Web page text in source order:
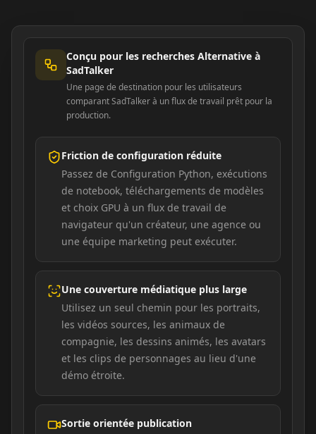
Conçu pour les recherches Alternative à
SadTalker
Une page de destination pour les utilisateurs
comparant SadTalker à un flux de travail prêt pour la
production.
Friction de configuration réduite
Passez de Configuration Python, exécutions
de notebook, téléchargements de modèles
et choix GPU à un flux de travail de
navigateur qu'un créateur, une agence ou
une équipe marketing peut exécuter.
Une couverture médiatique plus large
Utilisez un seul chemin pour les portraits,
les vidéos sources, les animaux de
compagnie, les dessins animés, les avatars
et les clips de personnages au lieu d'une
démo étroite.
Sortie orientée publication